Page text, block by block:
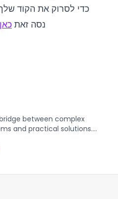
כולל סיכוני הזרקת SQL. נסה זאת כאן
between complex
and practical solutions.
those same efficiency